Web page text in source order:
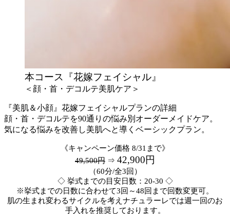
本コース『花嫁フェイシャル』
＜顔・首・デコルテ美肌ケア＞
『美肌＆小顔』花嫁フェイシャルプランの詳細
顔・首・デコルテを90通りの悩み別オーダーメイドケア。
気になる悩みを改善し美肌へと導くベーシックプラン。
《キャンペーン価格 8/31まで》
49,500円 ⇒ 42,900円
（60分/全3回）
◇ 挙式までの目安日数：20-30 ◇
※挙式までの日数に合わせて3回～48回まで回数変更可。
肌の生まれ変わるサイクルを考えナチュラーレでは週一回のお
手入れを推奨しております。